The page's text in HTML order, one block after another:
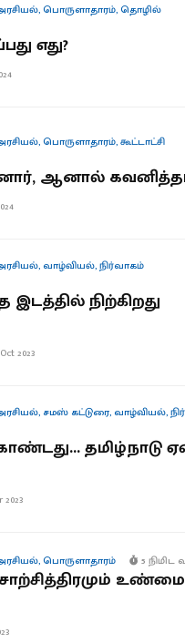
,பொருளாதாரம்,தொழில்
எது?
,பொருளாதாரம்,கூட்டாட்சி
ஆனால்
, வாழ்வியல்,நிர்வாகம்
நிற்கிறது
2023
, சமஸ் கட்டுரை, வாழ்வியல்,
தமிழ்நாடு
2023
,பொருளாதாரம் 5 நிமிட
உண்மை